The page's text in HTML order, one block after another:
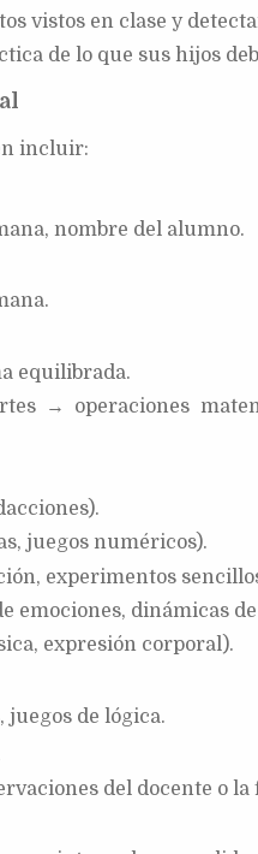
vistos en clase y
de lo que sus hijos
incluir:
nombre del alumno.
equilibrada.
→ operaciones
juegos numéricos).
experimentos
emociones, dinámicas
expresión corporal).
de lógica.
del docente o la